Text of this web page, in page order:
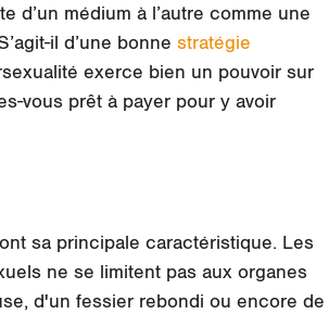
d’un médium à l’autre comme une
il d’une bonne stratégie
exerce bien un pouvoir sur
vous prêt à payer pour y avoir
sa principale caractéristique. Les
ne se limitent pas aux organes
d'un fessier rebondi ou encore de